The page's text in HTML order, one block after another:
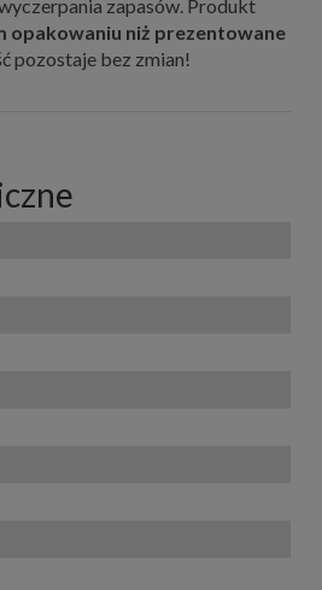
zapasów. Produkt
opakowaniu niż prezentowane
pozostaje bez zmian!